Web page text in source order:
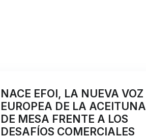
NACE EFOI, LA NUEVA VOZ
EUROPEA DE LA ACEITUNA
DE MESA FRENTE A LOS
DESAFÍOS COMERCIALES